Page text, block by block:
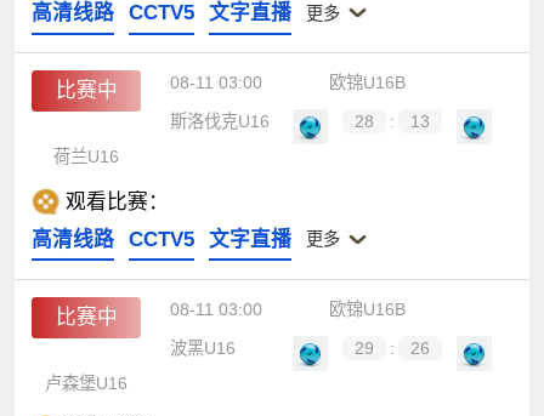
高清线路
CCTV5 文字直播 更多
比赛中 08-11 03:00
欧锦U16B
斯洛伐克U16
28 :
13
荷兰U16
观看比赛：
高清线路
CCTV5 文字直播 更多
比赛中 08-11 03:00
欧锦U16B
波黑U16
29 :
26
卢森堡U16